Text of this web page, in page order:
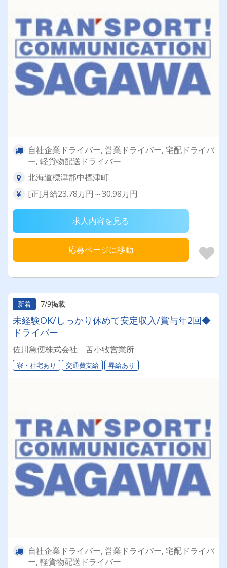
自社企業ドライバー, 営業ドライバー, 宅配ドライバ
ー, 軽貨物配送ドライバー
北海道標津郡中標津町
[正]月給23.78万円～30.98万円
求人内容を見る
応募ページに移動
新着 7/9掲載
未経験OK/しっかり休めて安定収入/賞与年2回◆
ドライバー
佐川急便株式会社 苫小牧営業所
寮・社宅あり 交通費支給 昇給あり
自社企業ドライバー, 営業ドライバー, 宅配ドライバ
ー, 軽貨物配送ドライバー